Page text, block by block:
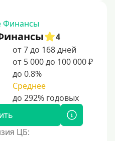
4
от 7 до 168 дней
от 5 000 до 100 000 ₽
до 0.8%
Среднее
ЦБ: